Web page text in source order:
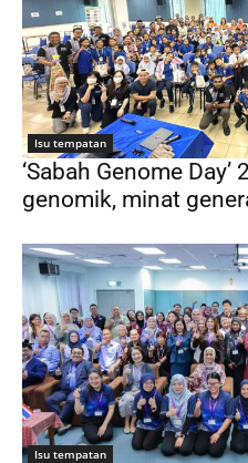
Isu tempatan
‘Sabah Genome
genomik, minat
Isu tempatan